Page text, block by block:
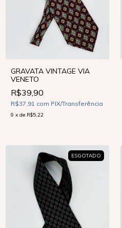
GRAVATA VINTAGE VIA
VENETO
R$39,90
R$37,91 com PIX/Transferência
9 x de R$5,22
ESGOTADO